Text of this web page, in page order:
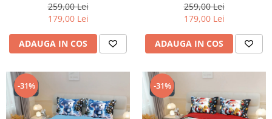
259,00 Lei
179,00 Lei
ADAUGA IN COS
259,00 Lei
179,00 Lei
ADAUGA IN COS
-31% -31%